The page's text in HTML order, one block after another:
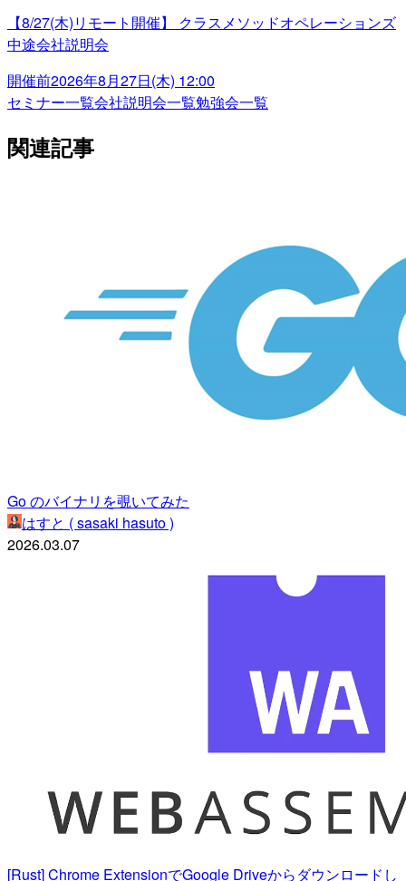
【8/27(木)リモート開催】 クラスメソッドオペレーションズ
中途会社説明会
開催前2026年8月27日(木) 12:00
セミナー一覧会社説明会一覧勉強会一覧
関連記事
Go のバイナリを覗いてみた
はすと ( sasaki hasuto )
2026.03.07
[Rust] Chrome ExtensionでGoogle Driveからダウンロードし